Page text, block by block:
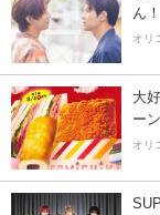
ん！
オリ
大
ーン
オリ